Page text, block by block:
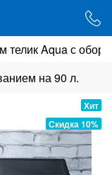
телик Aqua с
на 90 л.
Хит
Скидка 10%